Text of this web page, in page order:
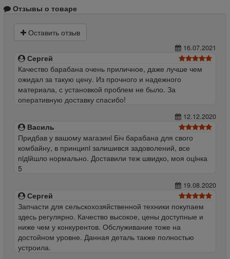
Отзывы о товаре
Оставить отзыв
16.07.2021
Сергей
Качество барабана очень приличное, даже лучше чем
ожидал за такую цену. Из прочного и надежного
материала, с установкой проблем не было. За
оперативную доставку спасибо!
12.12.2020
Василь
Придбав у вашому магазинi Біч барабана для свого
комбайну, в принципi залишився задоволений, все
пiдiйшло нормально. Доставили теж швидко, моя оцiнка
5
19.08.2020
Сергей
Запчасти для сельскохозяйственной техники покупаем
здесь регулярно. Качество высокое, цены доступные и
ниже чем у конкурентов. Обслуживание тоже на
достойном уровне. Данная деталь также полностью
устроила.